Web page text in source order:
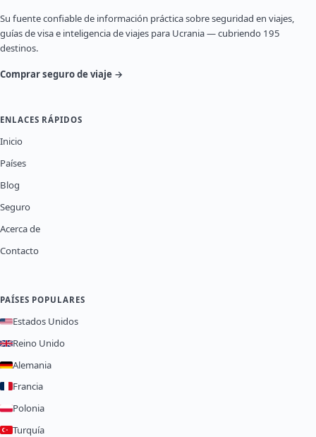
Su fuente confiable de información práctica sobre seguridad en viajes,
guías de visa e inteligencia de viajes para Ucrania — cubriendo 195
destinos.
Comprar seguro de viaje →
ENLACES RÁPIDOS
Inicio
Países
Blog
Seguro
Acerca de
Contacto
PAÍSES POPULARES
Estados Unidos
Reino Unido
Alemania
Francia
Polonia
Turquía